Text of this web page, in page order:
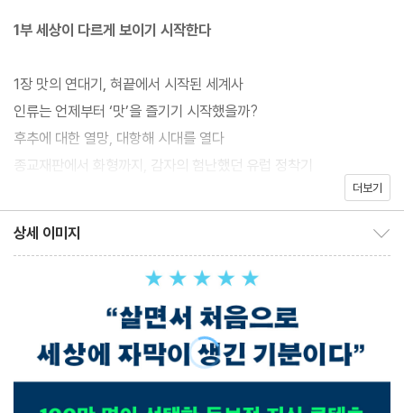
100만 명이 선택한 국내 최고의 지식 채널, 누적 2억 뷰를 돌파하며
선보인다. 채널 시작부터 현재까지 축적된 지식의 정수, 5년간 인문
베스트셀러 자리를 지킨 검증된 콘텐츠들로 빼곡하게 채워진 808
쪽의 양장본으로 오래 곁에 두고 읽을 단 한 권의 압도적 교양서가
이번 ‘지식 브런치 마스터 에디션’에서는 흩어져 있던 질문들을 처음
부터 하나의 거대한 세계 지도를 그리듯 완전히 새롭게 재구성했다.
‘실패한 국가의 초상, 종교가 나라를 삼킨 레바논’, ‘시리아 내전 종
식, 이라크 침공과 우크라이나 전쟁의 나비효과’, ‘이란이 깨어나면
중동의 질서가 바뀐다’ 등 시리즈 출간 이후 달라진 세상을 이해하기
위한 새로운 질문들도 더했다.
1부 세상이 다르게 보이기 시작한다
1장 맛의 연대기, 혀끝에서 시작된 세계사
인류는 언제부터 ‘맛’을 즐기기 시작했을까?
후추에 대한 열망, 대항해 시대를 열다
종교재판에서 화형까지, 감자의 험난했던 유럽 정착기
석회질 물이 유럽에 끼치는 영향
일본인들의 체격이 유독 왜소한 이유
유럽의 저녁 식사 시간은 왜 다 다를까?
서양에 안주가 없는 이유
쌀과 밀이 인간사에 끼친 영향
중국 요리의 종류가 많을 수밖에 없는 이유
더보기
상세 이미지